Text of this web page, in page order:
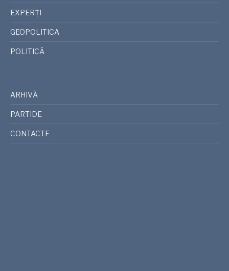
EXPERȚI
GEOPOLITICA
POLITICĂ
ARHIVĂ
PARTIDE
CONTACTE